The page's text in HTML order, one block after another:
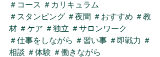
＃コース ＃カリキュラム
＃スタンピング ＃夜間 ＃おすすめ ＃教
材 ＃ケア ＃独立 ＃サロンワーク
＃仕事をしながら ＃習い事 ＃即戦力 ＃
相談 ＃体験 ＃働きながら